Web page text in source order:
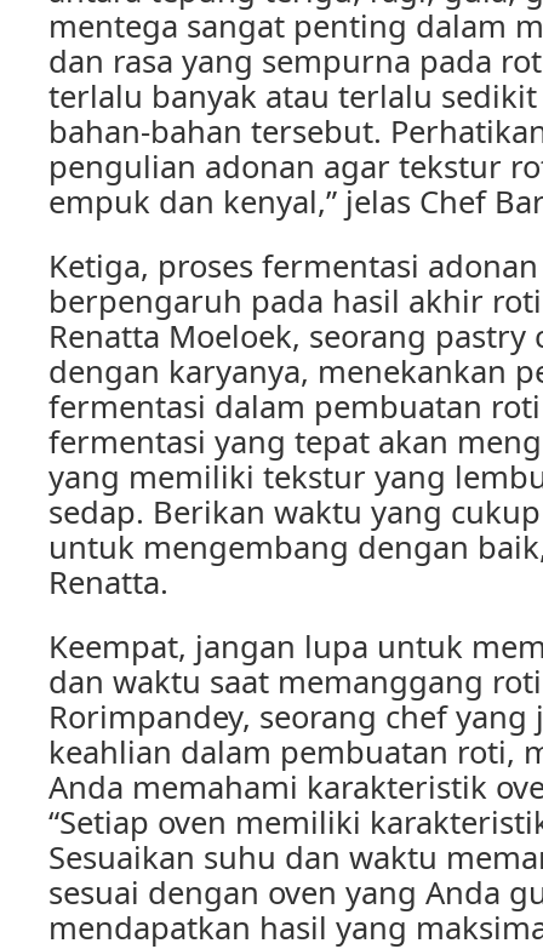
mentega sangat penting dalam
dan rasa yang sempurna pada
terlalu banyak atau terlalu
bahan-bahan tersebut.
pengulian adonan agar tekstur
empuk dan kenyal,” jelas Chef
Ketiga, proses fermentasi
berpengaruh pada hasil akhir
Renatta Moeloek, seorang
dengan karyanya, menekankan
fermentasi dalam pembuatan roti
fermentasi yang tepat akan
yang memiliki tekstur yang
sedap. Berikan waktu yang
untuk mengembang dengan
Renatta.
Keempat, jangan lupa untuk
dan waktu saat memanggang
Rorimpandey, seorang chef
keahlian dalam pembuatan roti,
Anda memahami karakteristik
“Setiap oven memiliki
Sesuaikan suhu dan waktu
sesuai dengan oven yang Anda
mendapatkan hasil yang